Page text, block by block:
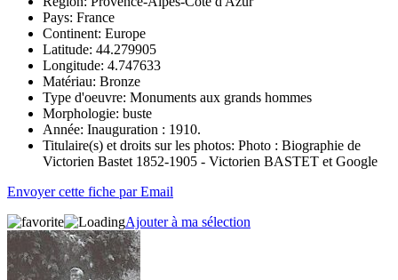
Pays: France
Continent: Europe
Latitude: 44.279905
Longitude: 4.747633
Matériau: Bronze
Type d'oeuvre: Monuments aux grands hommes
Morphologie: buste
Année: Inauguration : 1910.
Titulaire(s) et droits sur les photos: Photo : Biographie de
Victorien Bastet 1852-1905 - Victorien BASTET et Google
Envoyer cette fiche par Email
Ajouter à ma sélection